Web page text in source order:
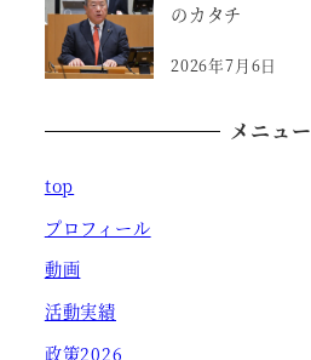
のカタチ
2026年7月6日
メニュー
top
プロフィール
動画
活動実績
政策2026